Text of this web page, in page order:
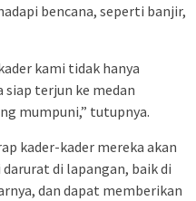
bencana, seperti banjir,
kami tidak hanya
terjun ke medan
mumpuni,” tutupnya.
kader-kader mereka akan
di lapangan, baik di
dan dapat memberikan